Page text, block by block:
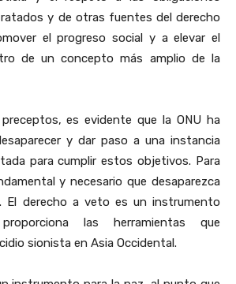
y de otras fuentes del derecho
el progreso social y a elevar el
de un concepto más amplio de la
es evidente que la ONU ha
y dar paso a una instancia
para cumplir estos objetivos. Para
y necesario que desaparezca
El derecho a veto es un instrumento
las herramientas que
sionista en Asia Occidental.